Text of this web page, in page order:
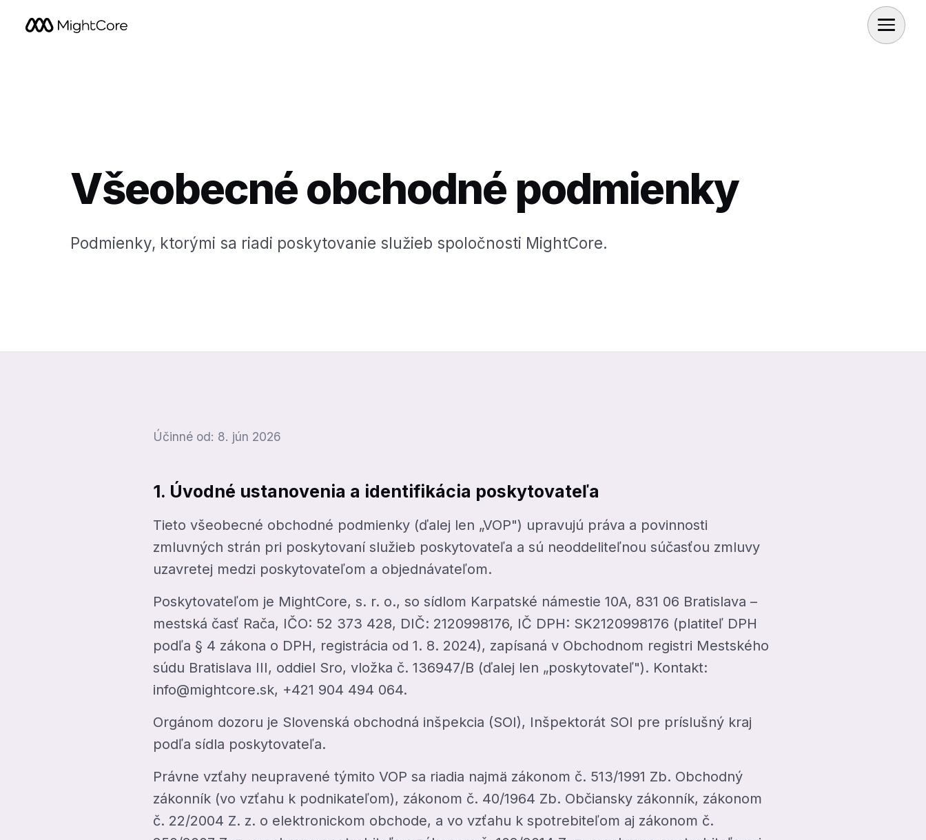
Všeobecné obchodné podmienky
Podmienky, ktorými sa riadi poskytovanie služieb spoločnosti MightCore.
Účinné od: 8. jún 2026
1. Úvodné ustanovenia a identifikácia poskytovateľa
Tieto všeobecné obchodné podmienky (ďalej len „VOP") upravujú práva a povinnosti
zmluvných strán pri poskytovaní služieb poskytovateľa a sú neoddeliteľnou súčasťou zmluvy
uzavretej medzi poskytovateľom a objednávateľom.
Poskytovateľom je MightCore, s. r. o., so sídlom Karpatské námestie 10A, 831 06 Bratislava –
mestská časť Rača, IČO: 52 373 428, DIČ: 2120998176, IČ DPH: SK2120998176 (platiteľ DPH
podľa § 4 zákona o DPH, registrácia od 1. 8. 2024), zapísaná v Obchodnom registri Mestského
súdu Bratislava III, oddiel Sro, vložka č. 136947/B (ďalej len „poskytovateľ"). Kontakt:
info@mightcore.sk, +421 904 494 064.
Orgánom dozoru je Slovenská obchodná inšpekcia (SOI), Inšpektorát SOI pre príslušný kraj
podľa sídla poskytovateľa.
Právne vzťahy neupravené týmito VOP sa riadia najmä zákonom č. 513/1991 Zb. Obchodný
zákonník (vo vzťahu k podnikateľom), zákonom č. 40/1964 Zb. Občiansky zákonník, zákonom
č. 22/2004 Z. z. o elektronickom obchode, a vo vzťahu k spotrebiteľom aj zákonom č.